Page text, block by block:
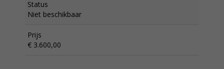
Status
Niet beschikbaar
Prijs
€ 3.600,00